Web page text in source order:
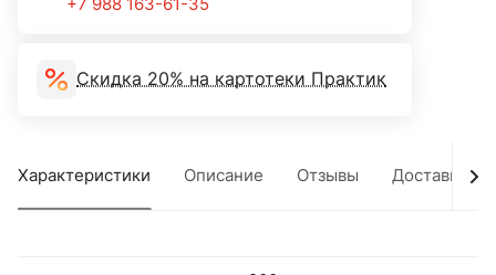
+7 988 163-61-35
Скидка 20% на картотеки Практик
Характеристики Описание Отзывы Доставка